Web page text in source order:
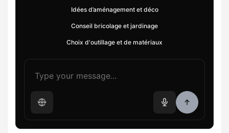
Idées d’aménagement et déco
Conseil bricolage et jardinage
Choix d'outillage et de matériaux